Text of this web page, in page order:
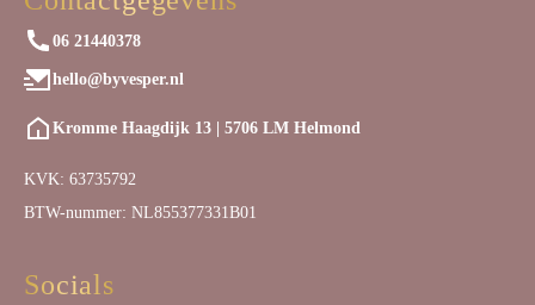
06 21440378
hello@byvesper.nl
Kromme Haagdijk 13 | 5706 LM Helmond
KVK: 63735792
BTW-nummer: NL855377331B01
Socials